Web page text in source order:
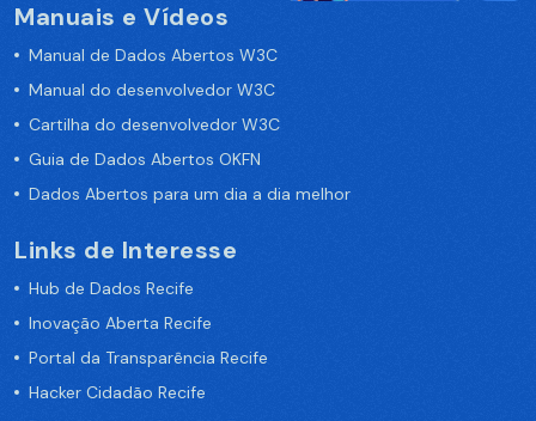
Manuais e Vídeos
Manual de Dados Abertos W3C
Manual do desenvolvedor W3C
Cartilha do desenvolvedor W3C
Guia de Dados Abertos OKFN
Dados Abertos para um dia a dia melhor
Links de Interesse
Hub de Dados Recife
Inovação Aberta Recife
Portal da Transparência Recife
Hacker Cidadão Recife